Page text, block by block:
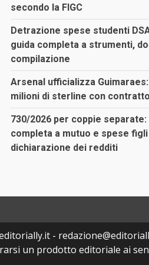
secondo la FIGC
Detrazione spese studenti
guida completa a strumenti,
compilazione
Arsenal ufficializza
milioni di sterline con
730/2026 per coppie separate:
completa a mutuo e spese
dichiarazione dei redditi
-
un prodotto editoriale ai